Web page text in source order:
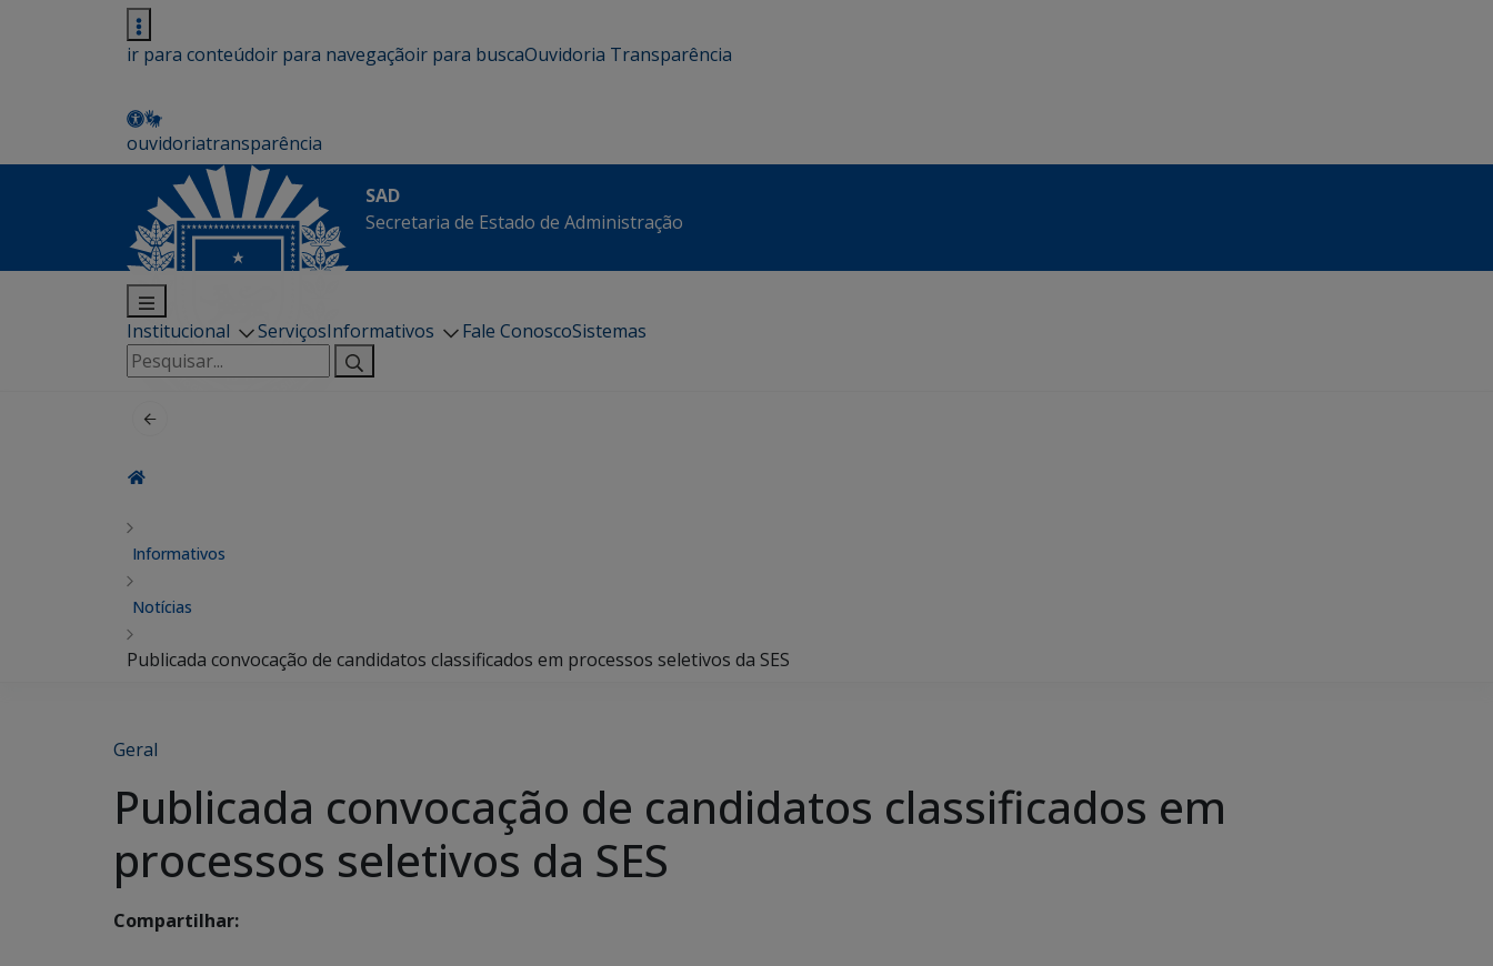
ir para conteúdoir para navegaçãoir para buscaOuvidoria Transparência
ouvidoriatransparência
SAD
Secretaria de Estado de Administração
Institucional ServiçosInformativos Fale ConoscoSistemas
Pesquisar
por:
Informativos
Notícias
Publicada convocação de candidatos classificados em processos seletivos da SES
Geral
Publicada convocação de candidatos classificados em
processos seletivos da SES
Compartilhar: